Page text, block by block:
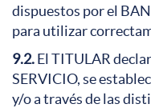
dispuestos por el
para utilizar
9.2.El TITULAR
SERVICIO, se
y/o a través de las